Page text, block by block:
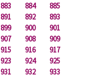
883 884
885
891 892
893
899 900
901
907 908
909
915 916
917
923 924
925
931 932
933